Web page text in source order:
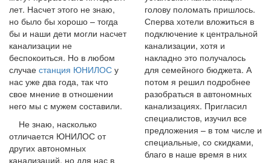
лет. Насчет этого не знаю,
но было бы хорошо – тогда
бы и наши дети могли насчет
канализации не
беспокоиться. Но в любом
случае станция ЮНИЛОС у
нас уже два года, так что
свое мнение в отношении
него мы с мужем составили.
Не знаю, насколько
отличается ЮНИЛОС от
других автономных
канализаций, но для нас в
голову поломать пришлось.
Сперва хотели вложиться в
подключение к центральной
канализации, хотя и
накладно это получалось
для семейного бюджета. А
потом я решил подробнее
разобраться в автономных
канализациях. Пригласил
специалистов, изучил все
предложения – в том числе и
специальные, со скидками,
благо в наше время в них